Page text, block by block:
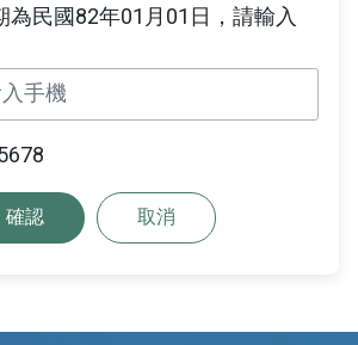
為民國82年01月01日，請輸入
確認 取消